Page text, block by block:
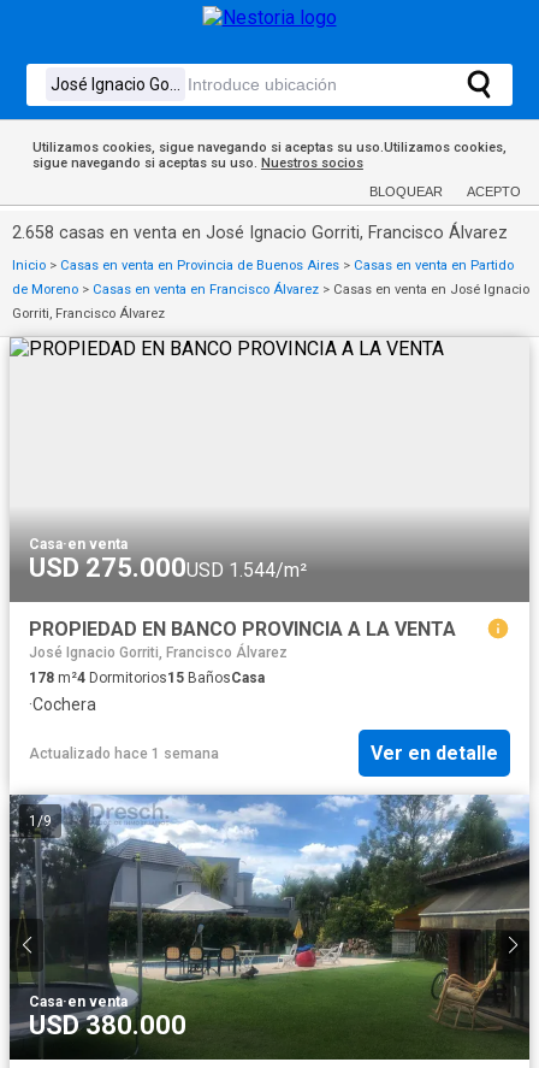
Utilizamos cookies, sigue navegando si aceptas su uso.Utilizamos cookies,
sigue navegando si aceptas su uso. Nuestros socios
BLOQUEAR ACEPTO
2.658 casas en venta en José Ignacio Gorriti, Francisco Álvarez
Inicio > Casas en venta en Provincia de Buenos Aires > Casas en venta en Partido
de Moreno > Casas en venta en Francisco Álvarez > Casas en venta en José Ignacio
Gorriti, Francisco Álvarez
Casa·en venta
USD 275.000USD 1.544/m²
PROPIEDAD EN BANCO PROVINCIA A LA VENTA
José Ignacio Gorriti, Francisco Álvarez
178 m²4 Dormitorios15 BañosCasa
·Cochera
Actualizado hace 1 semana Ver en detalle
1 /9
Casa·en venta
USD 380.000